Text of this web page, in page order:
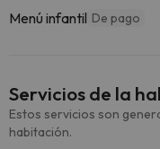
Menú infantil De pago
Servicios de la
Estos servicios son
habitación.